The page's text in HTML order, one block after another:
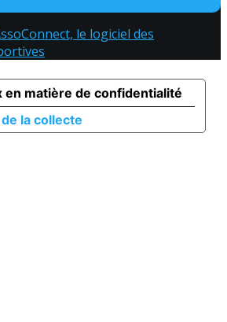
le logiciel des
la collecte
en matière de confidentialité